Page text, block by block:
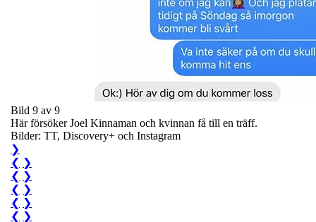
Bild 9 av 9
Här försöker Joel Kinnaman och kvinnan få till en träff.
Bilder: TT, Discovery+ och Instagram
❯
❮ ❯
❮ ❯
❮ ❯
❮ ❯
❮ ❯